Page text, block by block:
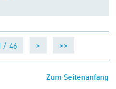
/ 46 > >>
Zum Seitenanfang